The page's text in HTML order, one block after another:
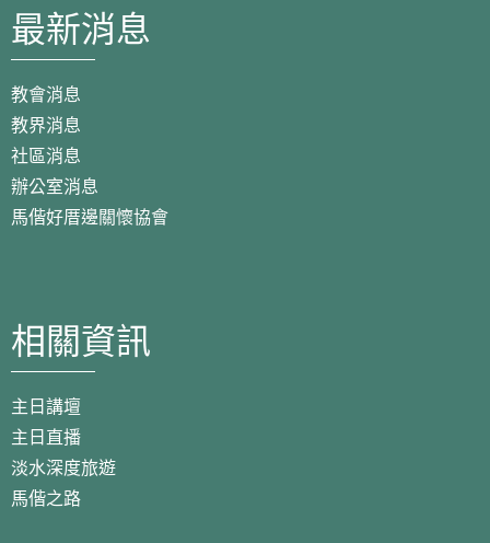
最新消息
教會消息
教界消息
社區消息
辦公室消息
馬偕好厝邊關懷協會
相關資訊
主日講壇
主日直播
淡水深度旅遊
馬偕之路